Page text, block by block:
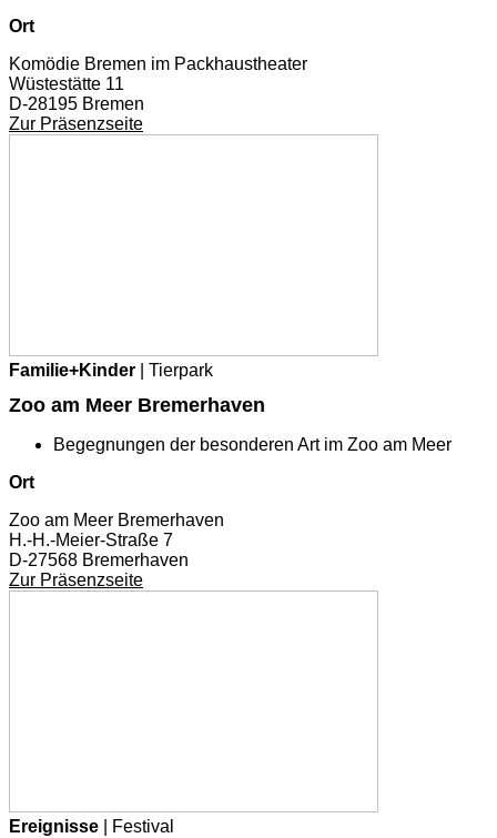
Ort
Komödie Bremen im Packhaustheater
Wüstestätte 11
D-28195 Bremen
Zur Präsenzseite
Familie+Kinder | Tierpark
Zoo am Meer Bremerhaven
Begegnungen der besonderen Art im Zoo am Meer
Ort
Zoo am Meer Bremerhaven
H.-H.-Meier-Straße 7
D-27568 Bremerhaven
Zur Präsenzseite
Ereignisse | Festival